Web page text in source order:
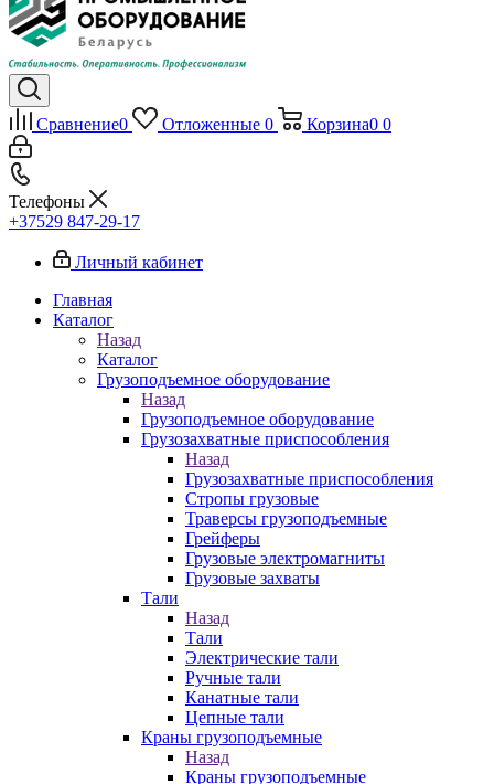
Сравнение0 Отложенные 0 Корзина0 0
Телефоны
+37529 847-29-17‬
Личный кабинет
Главная
Каталог
Назад
Каталог
Грузоподъемное оборудование
Назад
Грузоподъемное оборудование
Грузозахватные приспособления
Назад
Грузозахватные приспособления
Стропы грузовые
Траверсы грузоподъемные
Грейферы
Грузовые электромагниты
Грузовые захваты
Тали
Назад
Тали
Электрические тали
Ручные тали
Канатные тали
Цепные тали
Краны грузоподъемные
Назад
Краны грузоподъемные